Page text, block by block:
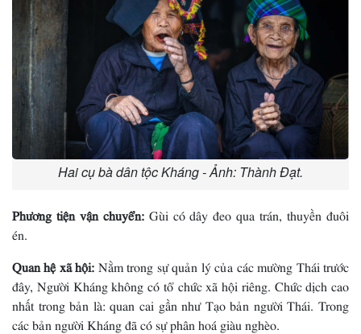
Hai cụ bà dân tộc Kháng - Ảnh: Thành Đạt.
Phương tiện vận chuyển:Gùi có dây đeo qua trán, thuyền đuôi
én.
Quan hệ xã hội:Nằm trong sự quản lý của các mường Thái trước
đây, Người Kháng không có tổ chức xã hội riêng. Chức dịch cao
nhất trong bản là: quan cai gần như Tạo bản người Thái. Trong
các bản người Kháng đã có sự phân hoá giàu nghèo.